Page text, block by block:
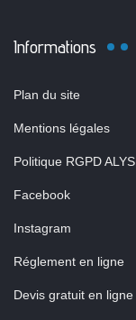
Informations
Plan du site
Mentions légales
Politique RGPD ALYS
Facebook
Instagram
Réglement en ligne
Devis gratuit en ligne